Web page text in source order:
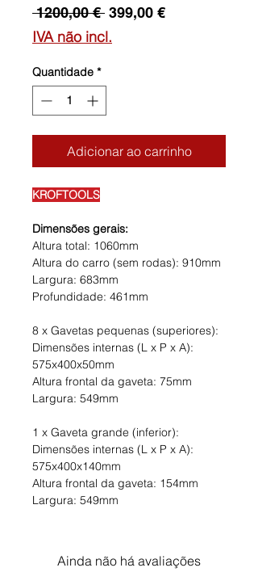
1200,00 € Preço
normal
399,00 €Preço
IVA não incl.
Quantidade *
Adicionar ao carrinho
KROFTOOLS
Dimensões gerais:
Altura total: 1060mm
Altura do carro (sem rodas): 910mm
Largura: 683mm
Profundidade: 461mm
8 x Gavetas pequenas (superiores):
Dimensões internas (L x P x A):
575x400x50mm
Altura frontal da gaveta: 75mm
Largura: 549mm
1 x Gaveta grande (inferior):
Dimensões internas (L x P x A):
575x400x140mm
Altura frontal da gaveta: 154mm
Largura: 549mm
Ainda não há avaliações